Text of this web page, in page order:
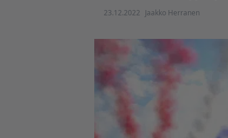
23.12.2022 Jaakko Herranen